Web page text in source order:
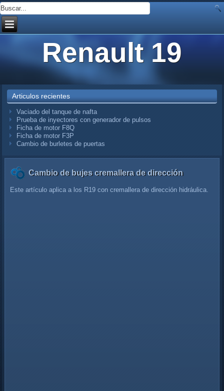
Renault 19
Articulos recientes
Vaciado del tanque de nafta
Prueba de inyectores con generador de pulsos
Ficha de motor F8Q
Ficha de motor F3P
Cambio de burletes de puertas
Cambio de bujes cremallera de dirección
Este artículo aplica a los R19 con cremallera de dirección hidráulica.